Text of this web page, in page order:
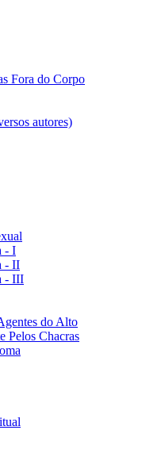
Fora do Corpo
autores)
- I
- II
- III
do Alto
Pelos Chacras